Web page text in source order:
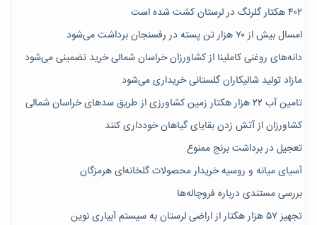
۴۰۲ هکتار گلرنگ در لرستان کشت شده است
امسال بیش از ۷۰ هزار تن پسته در رفسنجان برداشت می‌شود
دانه‌های روغنی کاملینا از کشاورزان خراسان شمالی خرید تضمینی می‌شود
مازاد تولید شالیکاران گلستانی خریداری می‌شود
تامین آب ۲۲ هزار هکتار زمین کشاورزی از طریق سدهای خراسان شمالی
کشاورزان از آتش زدن بقایای گیاهان خودداری کنند
تعجیل در برداشت برنج ممنوع
آسیای میانه و روسیه خریدار محصولات گلخانه‌ای هرمزگان
بررسی مستندی درباره فروچاله‌ها
تجهیز ۵۷ هزار هکتار از اراضی لرستان به سیستم آبیاری نوین